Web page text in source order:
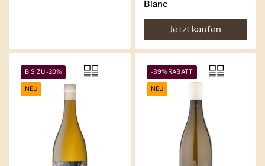
Blanc
Jetzt kaufen
BIS ZU -20%
NEU
-39% RABATT
NEU